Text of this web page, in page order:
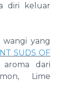
diri keluar
yang
SUDS OF
dari
Lime